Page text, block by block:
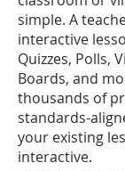
simple. A
interactive
Quizzes, Polls,
Boards, and
thousands of
standards-
your existing
interactive.